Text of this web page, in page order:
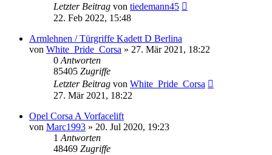
Letzter Beitrag von tiedemann45
22. Feb 2022, 15:48
Armlehnen / Türgriffe Kadett D Berlina
von White_Pride_Corsa » 27. Mär 2021, 18:22
0 Antworten
85405 Zugriffe
Letzter Beitrag von White_Pride_Corsa
27. Mär 2021, 18:22
Opel Corsa A Vorfacelift
von Marc1993 » 20. Jul 2020, 19:23
1 Antworten
48469 Zugriffe